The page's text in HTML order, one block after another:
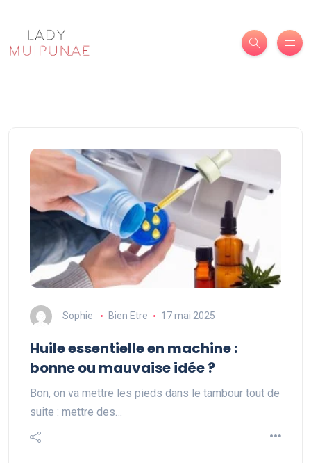
Sophie Bien Etre 17 mai 2025
Huile essentielle en machine :
bonne ou mauvaise idée ?
Bon, on va mettre les pieds dans le tambour tout de
suite : mettre des…